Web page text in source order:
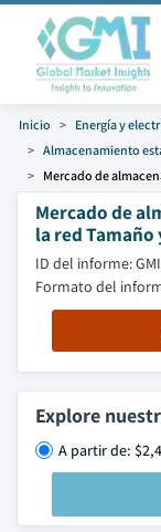
Inicio Energía y
Almacenamiento
Mercado de
Mercado de
la red Tamaño
ID del informe:
Formato del
Explore
A partir de: